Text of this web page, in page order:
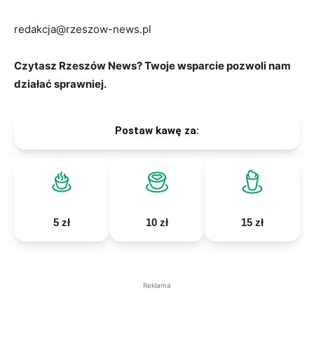
redakcja@rzeszow-news.pl
Czytasz Rzeszów News? Twoje wsparcie pozwoli nam
działać sprawniej.
Postaw kawę za:
5 zł 10 zł 15 zł
Reklama